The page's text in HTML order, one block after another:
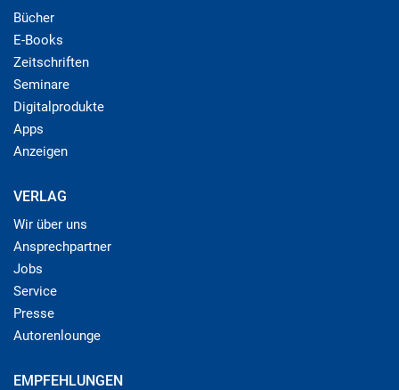
Bücher
E-Books
Zeitschriften
Seminare
Digitalprodukte
Apps
Anzeigen
VERLAG
Wir über uns
Ansprechpartner
Jobs
Service
Presse
Autorenlounge
EMPFEHLUNGEN